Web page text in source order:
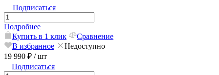
Подписаться
Подробнее
Купить в 1 клик
Сравнение
В избранное
Недоступно
19 990 ₽ / шт
Подписаться